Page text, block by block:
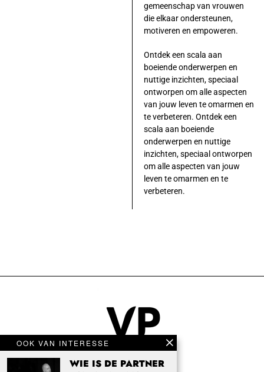
OOK VAN INTERESSE
WIE IS DE PARTNER
gemeenschap van vrouwen
die elkaar ondersteunen,
motiveren en empoweren.
Ontdek een scala aan
boeiende onderwerpen en
nuttige inzichten, speciaal
ontworpen om alle aspecten
van jouw leven te omarmen en
te verbeteren. Ontdek een
scala aan boeiende
onderwerpen en nuttige
inzichten, speciaal ontworpen
om alle aspecten van jouw
leven te omarmen en te
verbeteren.